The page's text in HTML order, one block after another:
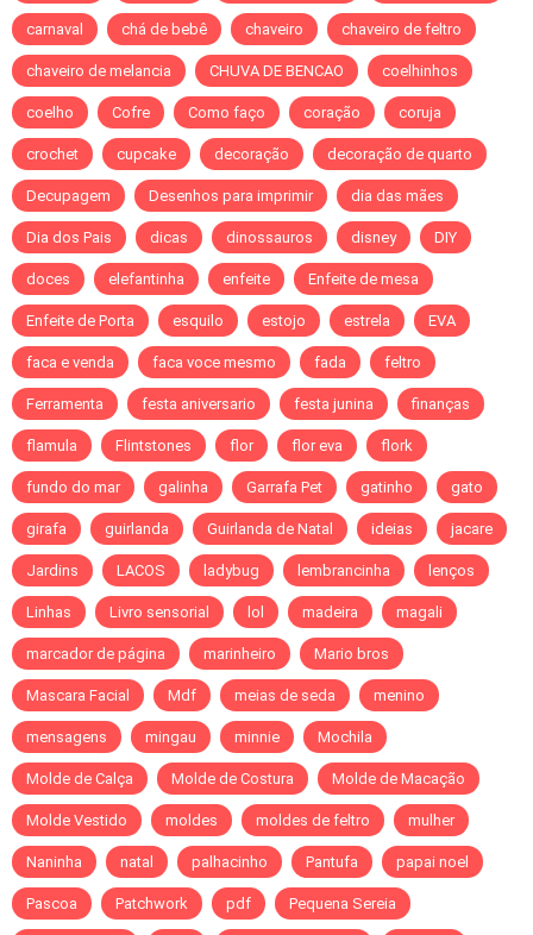
carnaval chá de bebê chaveiro chaveiro de feltro
chaveiro de melancia CHUVA DE BENCAO coelhinhos
coelho Cofre Como faço coração coruja
crochet cupcake decoração decoração de quarto
Decupagem Desenhos para imprimir dia das mães
Dia dos Pais dicas dinossauros disney DIY
doces elefantinha enfeite Enfeite de mesa
Enfeite de Porta esquilo estojo estrela EVA
faca e venda faca voce mesmo fada feltro
Ferramenta festa aniversario festa junina finanças
flamula Flintstones flor flor eva flork
fundo do mar galinha Garrafa Pet gatinho gato
girafa guirlanda Guirlanda de Natal ideias jacare
Jardins LACOS ladybug lembrancinha lenços
Linhas Livro sensorial lol madeira magali
marcador de página marinheiro Mario bros
Mascara Facial Mdf meias de seda menino
mensagens mingau minnie Mochila
Molde de Calça Molde de Costura Molde de Macação
Molde Vestido moldes moldes de feltro mulher
Naninha natal palhacinho Pantufa papai noel
Pascoa Patchwork pdf Pequena Sereia